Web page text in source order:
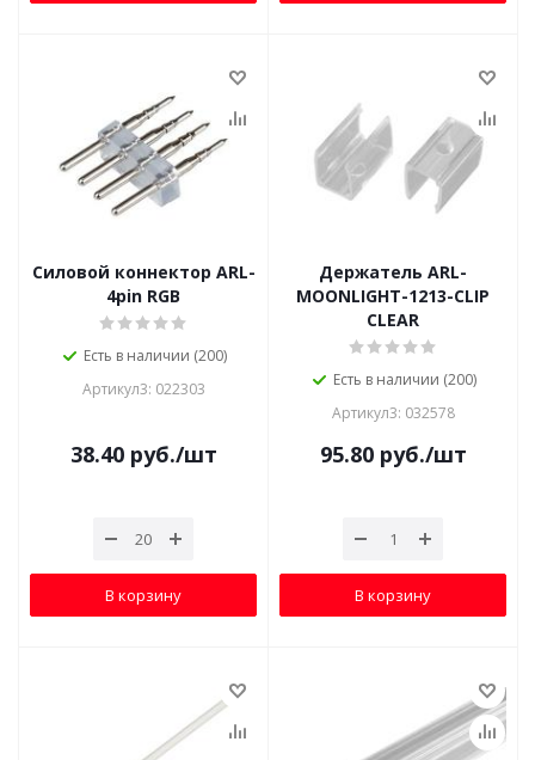
Силовой коннектор ARL-
4pin RGB
Есть в наличии (200)
Артикул3: 022303
38.40руб./шт
В корзину
Держатель ARL-
MOONLIGHT-1213-CLIP
CLEAR
Есть в наличии (200)
Артикул3: 032578
95.80руб./шт
В корзину